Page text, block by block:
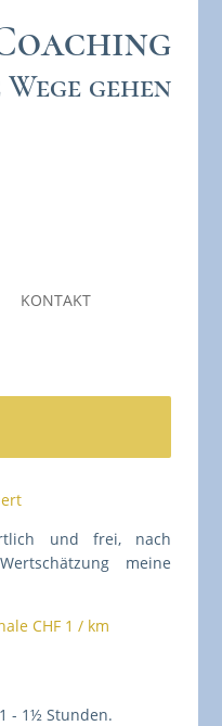
Wege gehen
KONTAKT
und frei, nach
meine
CHF 1 / km
- 1½ Stunden.